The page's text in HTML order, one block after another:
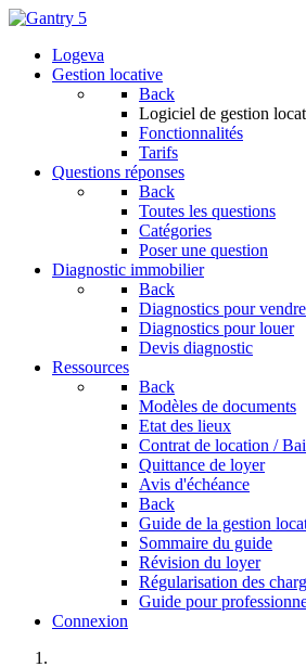
Logeva
Gestion locative
Back
Logiciel de gestion
Fonctionnalités
Tarifs
Questions réponses
Back
Toutes les questions
Catégories
Poser une question
Diagnostic immobilier
Back
Diagnostics pour vendre
Diagnostics pour louer
Devis diagnostic
Ressources
Back
Modèles de documents
Etat des lieux
Contrat de location /
Quittance de loyer
Avis d'échéance
Back
Guide de la gestion
Sommaire du guide
Révision du loyer
Régularisation des
Guide pour
Connexion